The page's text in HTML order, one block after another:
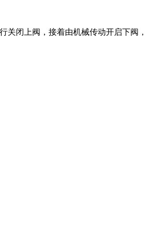
关闭上阀，接着由机械传动开启下阀，